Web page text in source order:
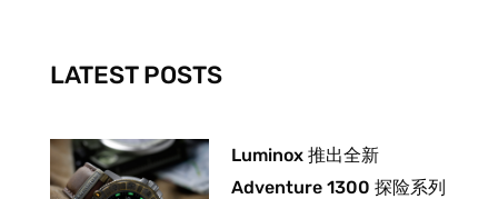
-
f
m
LATEST POSTS
Luminox 推出全新
Adventure 1300 探险系列